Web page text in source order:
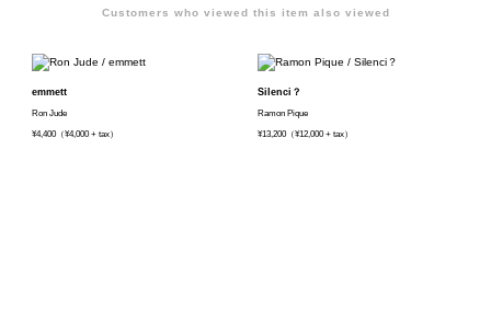
Customers who viewed this item also viewed
emmett
Ron Jude
¥4,400（¥4,000 + tax）
Silenci？
Ramon Pique
¥13,200（¥12,000 + tax）